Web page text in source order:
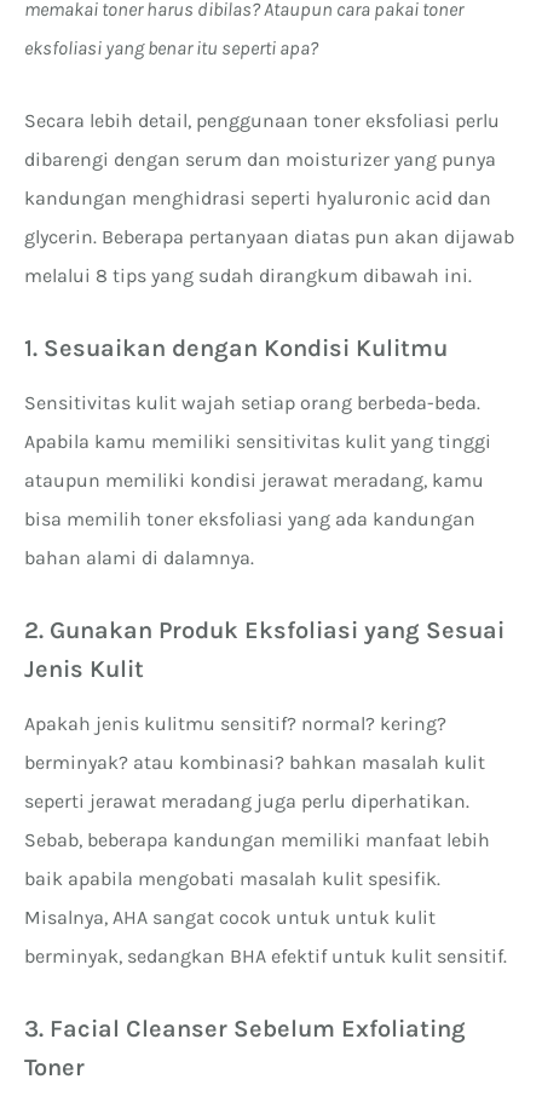
memakai toner harus dibilas? Ataupun cara pakai toner
eksfoliasi yang benar itu seperti apa?
Secara lebih detail, penggunaan toner eksfoliasi perlu
dibarengi dengan serum dan moisturizer yang punya
kandungan menghidrasi seperti hyaluronic acid dan
glycerin. Beberapa pertanyaan diatas pun akan dijawab
melalui 8 tips yang sudah dirangkum dibawah ini.
1. Sesuaikan dengan Kondisi Kulitmu
Sensitivitas kulit wajah setiap orang berbeda-beda.
Apabila kamu memiliki sensitivitas kulit yang tinggi
ataupun memiliki kondisi jerawat meradang, kamu
bisa memilih toner eksfoliasi yang ada kandungan
bahan alami di dalamnya.
2. Gunakan Produk Eksfoliasi yang Sesuai
Jenis Kulit
Apakah jenis kulitmu sensitif? normal? kering?
berminyak? atau kombinasi? bahkan masalah kulit
seperti jerawat meradang juga perlu diperhatikan.
Sebab, beberapa kandungan memiliki manfaat lebih
baik apabila mengobati masalah kulit spesifik.
Misalnya, AHA sangat cocok untuk untuk kulit
berminyak, sedangkan BHA efektif untuk kulit sensitif.
3. Facial Cleanser Sebelum Exfoliating
Toner